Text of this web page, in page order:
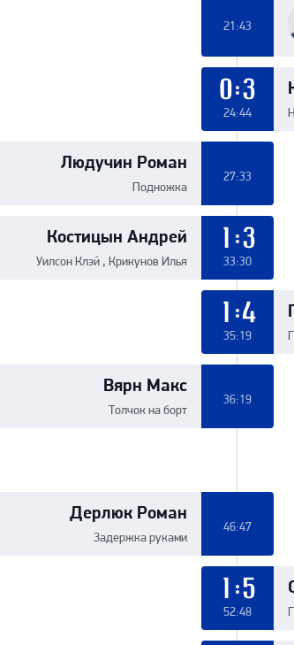
21:43
0:3
24:44
Людучин Роман
Подножка
27:33
Костицын Андрей
Уилсон Клэй , Крикунов Илья
1:3
33:30
1:4
35:19
Вярн Макс
Толчок на борт
36:19
Дерлюк Роман
Задержка руками
46:47
1:5
52:48